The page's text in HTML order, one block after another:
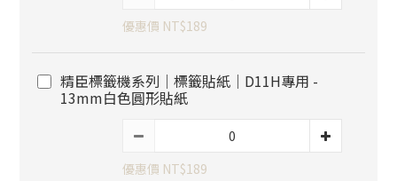
優惠價 NT$189
精臣標籤機系列｜標籤貼紙｜D11H專用 -
13mm白色圓形貼紙
優惠價 NT$189